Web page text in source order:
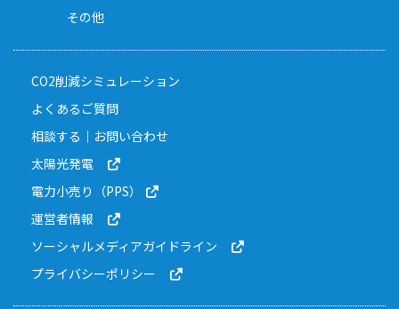
その他
CO2削減シミュレーション
よくあるご質問
相談する｜お問い合わせ
太陽光発電
電力小売り（PPS）
運営者情報
ソーシャルメディアガイドライン
プライバシーポリシー